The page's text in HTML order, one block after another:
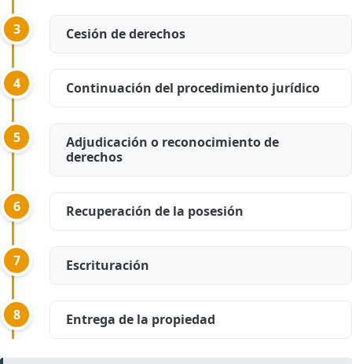
3 Cesión de derechos
4 Continuación del procedimiento jurídico
5
Adjudicación o reconocimiento de
derechos
6 Recuperación de la posesión
7 Escrituración
8 Entrega de la propiedad